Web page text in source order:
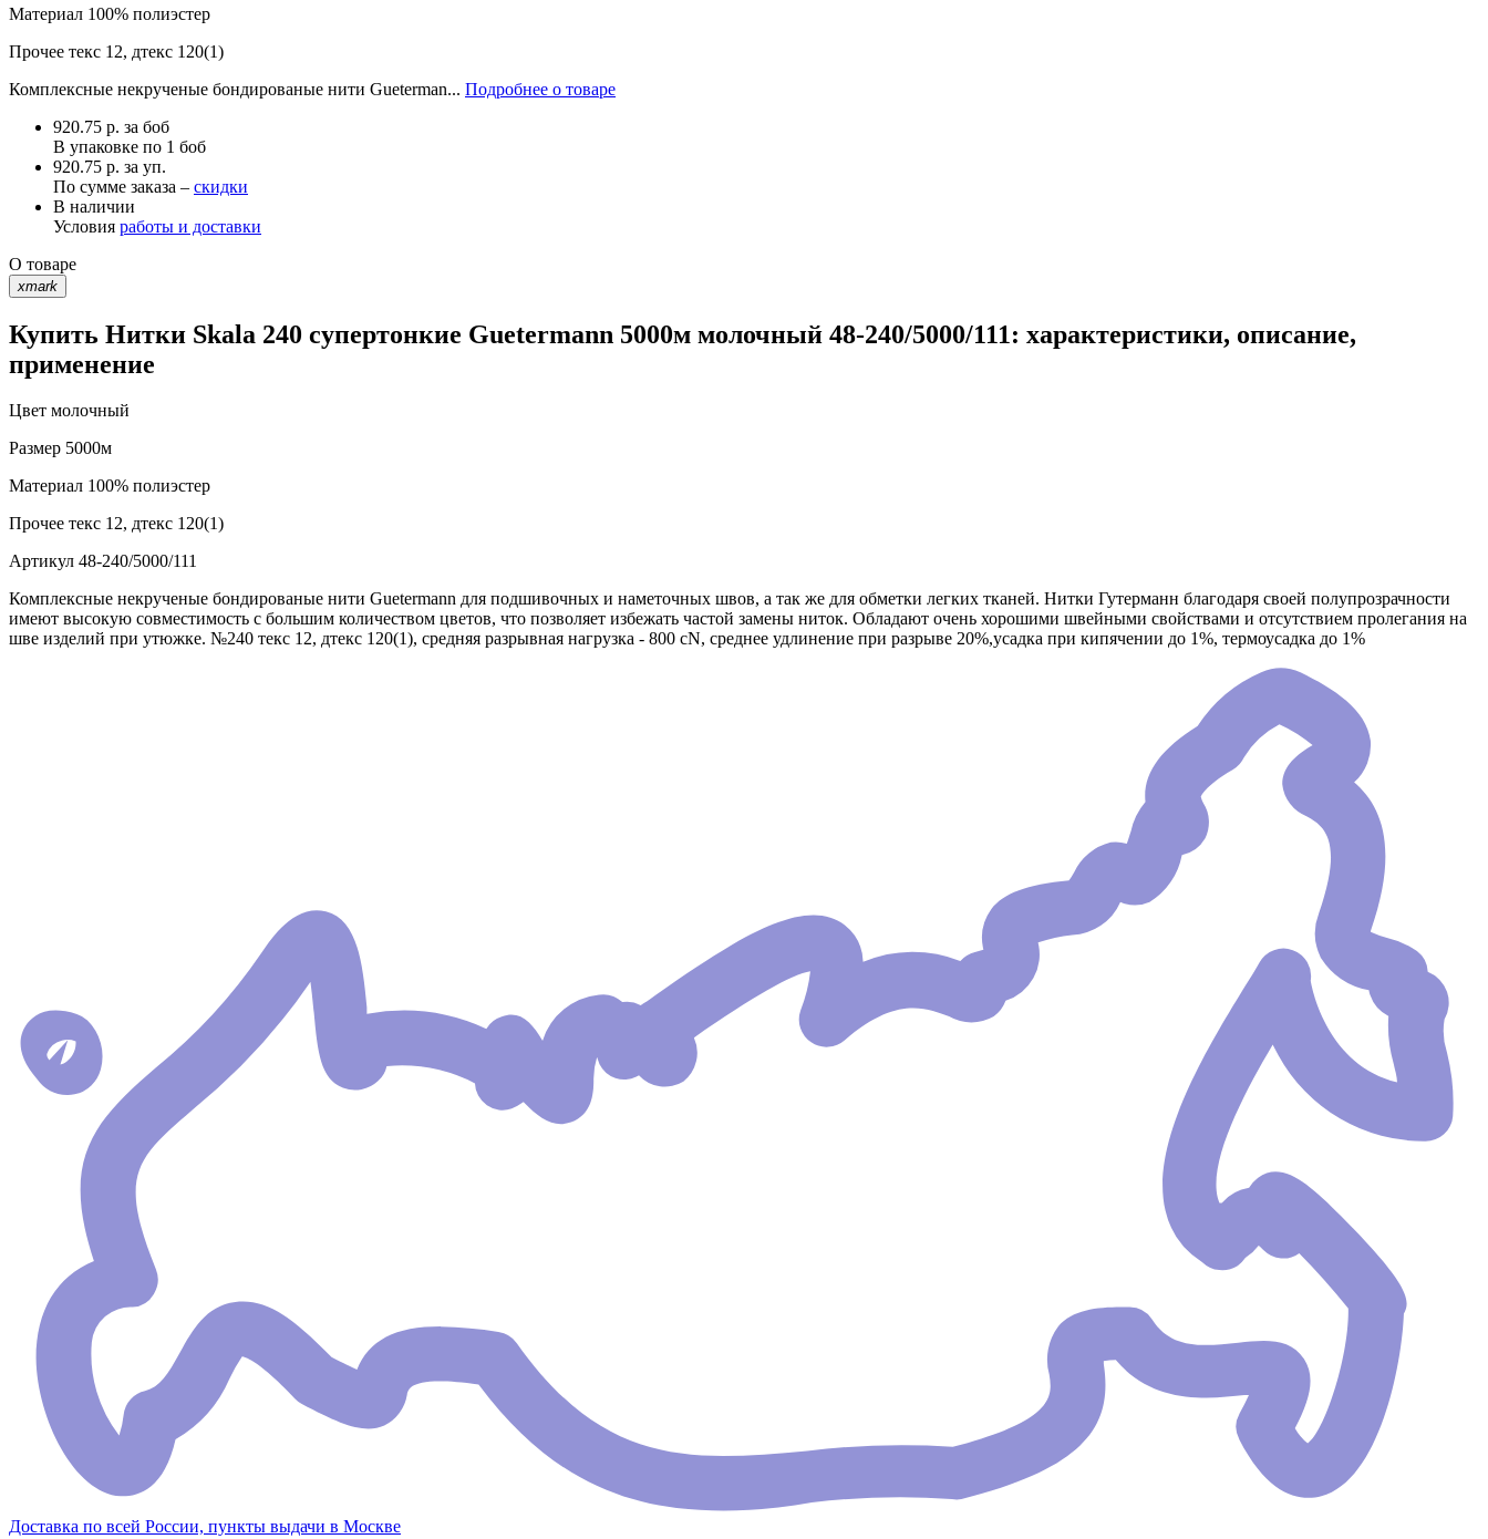
Материал 100% полиэстер
Прочее текс 12, дтекс 120(1)
Комплексные некрученые бондированые нити Gueterman... Подробнее о товаре
920.75 р. за боб
В упаковке по 1 боб
920.75 р. за уп.
По сумме заказа – скидки
В наличии
Условия работы и доставки
О товаре
xmark
Купить Нитки Skala 240 супертонкие Guetermann 5000м молочный 48-240/5000/111: характеристики, описание,
применение
Цвет молочный
Размер 5000м
Материал 100% полиэстер
Прочее текс 12, дтекс 120(1)
Артикул 48-240/5000/111
Комплексные некрученые бондированые нити Guetermann для подшивочных и наметочных швов, а так же для обметки легких тканей. Нитки Гутерманн благодаря своей полупрозрачности
имеют высокую совместимость с большим количеством цветов, что позволяет избежать частой замены ниток. Обладают очень хорошими швейными свойствами и отсутствием пролегания на
шве изделий при утюжке. №240 текс 12, дтекс 120(1), средняя разрывная нагрузка - 800 сN, среднее удлинение при разрыве 20%,усадка при кипячении до 1%, термоусадка до 1%
Доставка по всей России, пункты выдачи в Москве